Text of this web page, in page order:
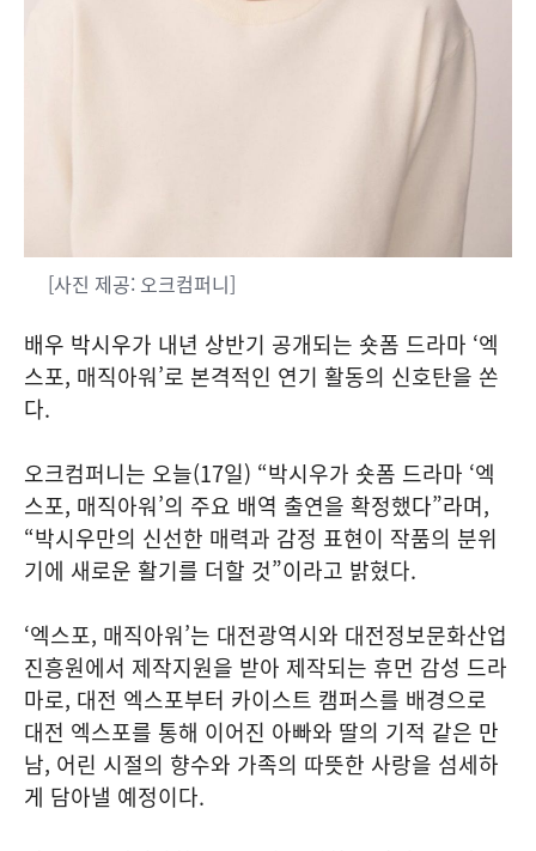
[사진 제공: 오크컴퍼니]
배우 박시우가 내년 상반기 공개되는 숏폼 드라마 ‘엑
스포, 매직아워’로 본격적인 연기 활동의 신호탄을 쏜
다.
오크컴퍼니는 오늘(17일) “박시우가 숏폼 드라마 ‘엑
스포, 매직아워’의 주요 배역 출연을 확정했다”라며,
“박시우만의 신선한 매력과 감정 표현이 작품의 분위
기에 새로운 활기를 더할 것”이라고 밝혔다.
‘엑스포, 매직아워’는 대전광역시와 대전정보문화산업
진흥원에서 제작지원을 받아 제작되는 휴먼 감성 드라
마로, 대전 엑스포부터 카이스트 캠퍼스를 배경으로
대전 엑스포를 통해 이어진 아빠와 딸의 기적 같은 만
남, 어린 시절의 향수와 가족의 따뜻한 사랑을 섬세하
게 담아낼 예정이다.